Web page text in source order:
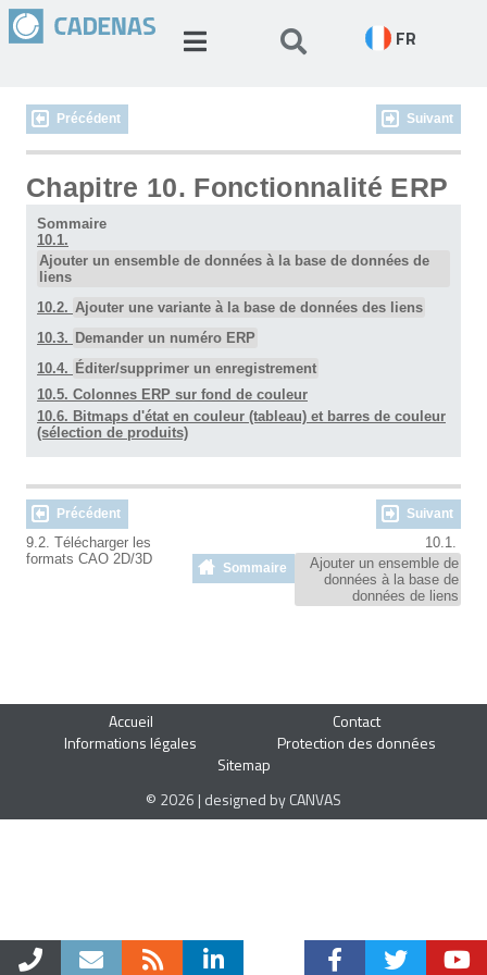
FR
Précédent Suivant
Chapitre 10. Fonctionnalité ERP
Sommaire
10.1.
Ajouter un ensemble de données à la base de données de
liens
10.2. Ajouter une variante à la base de données des liens
10.3. Demander un numéro ERP
10.4. Éditer/supprimer un enregistrement
10.5. Colonnes ERP sur fond de couleur
10.6. Bitmaps d'état en couleur (tableau) et barres de couleur
(sélection de produits)
Précédent Suivant
9.2. Télécharger les
formats CAO 2D/3D
Sommaire
10.1.
Ajouter un ensemble de
données à la base de
données de liens
Accueil
Contact
Informations légales
Protection des données
Sitemap
© 2026 | designed by CANVAS